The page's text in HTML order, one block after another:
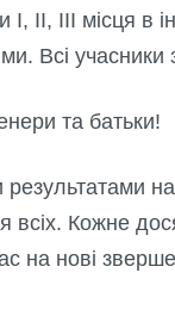
ІІ, ІІІ місця
Всі учасники
та батьки!
результатами
всіх. Кожне
на нові